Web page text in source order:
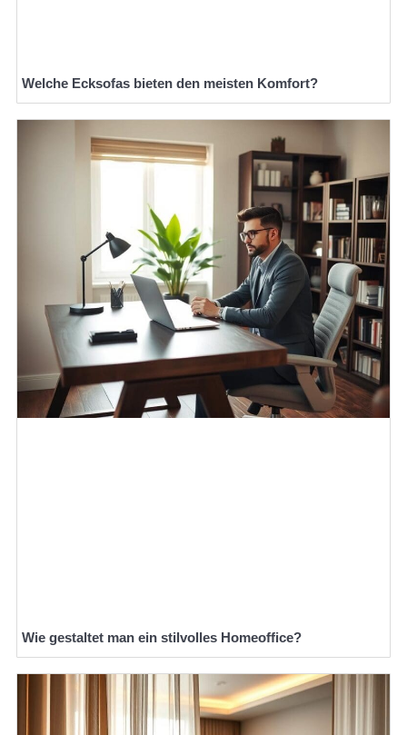
Welche Ecksofas bieten den meisten Komfort?
Wie gestaltet man ein stilvolles Homeoffice?